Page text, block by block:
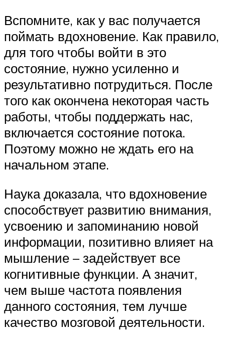
Вспомните, как у вас получается
поймать вдохновение. Как правило,
для того чтобы войти в это
состояние, нужно усиленно и
результативно потрудиться. После
того как окончена некоторая часть
работы, чтобы поддержать нас,
включается состояние потока.
Поэтому можно не ждать его на
начальном этапе.
Наука доказала, что вдохновение
способствует развитию внимания,
усвоению и запоминанию новой
информации, позитивно влияет на
мышление – задействует все
когнитивные функции. А значит,
чем выше частота появления
данного состояния, тем лучше
качество мозговой деятельности.